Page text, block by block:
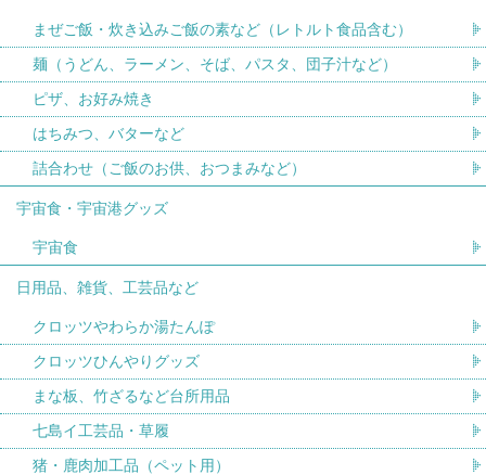
まぜご飯・炊き込みご飯の素など（レトルト食品含む）
麺（うどん、ラーメン、そば、パスタ、団子汁など）
ピザ、お好み焼き
はちみつ、バターなど
詰合わせ（ご飯のお供、おつまみなど）
宇宙食・宇宙港グッズ
宇宙食
日用品、雑貨、工芸品など
クロッツやわらか湯たんぽ
クロッツひんやりグッズ
まな板、竹ざるなど台所用品
七島イ工芸品・草履
猪・鹿肉加工品（ペット用）